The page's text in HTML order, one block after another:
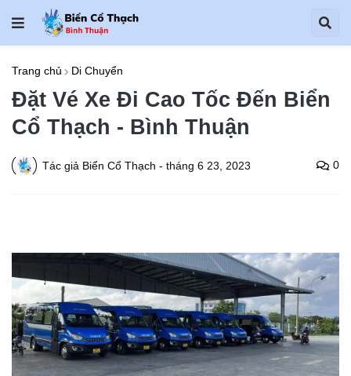
Trang chủ Di Chuyển
Đặt Vé Xe Đi Cao Tốc Đến Biển
Cổ Thạch - Bình Thuận
Tác giả Biển Cổ Thạch - tháng 6 23, 2023 0